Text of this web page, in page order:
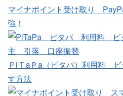
マイナポイント受け取り
強！
ＰiＴaＰa（ピタパ）利用料 ビ
す方法